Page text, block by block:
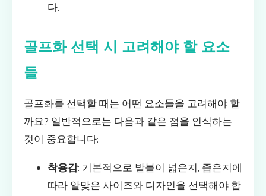
다.
골프화 선택 시 고려해야 할 요소
들
골프화를 선택할 때는 어떤 요소들을 고려해야 할
까요? 일반적으로는 다음과 같은 점을 인식하는
것이 중요합니다:
착용감: 기본적으로 발볼이 넓은지, 좁은지에
따라 알맞은 사이즈와 디자인을 선택해야 합